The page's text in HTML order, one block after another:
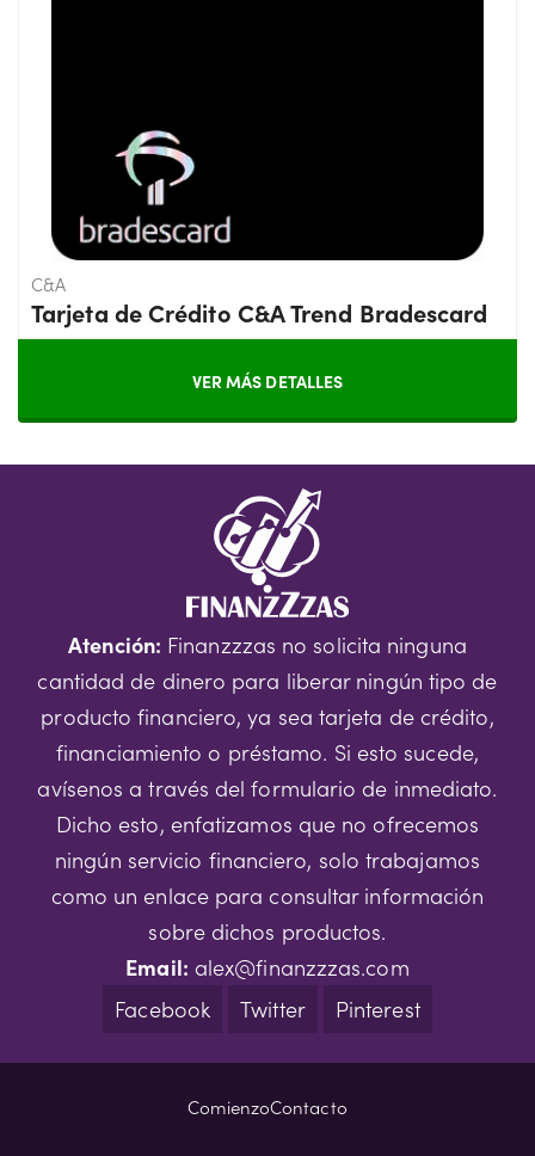
C&A
Tarjeta de Crédito C&A Trend Bradescard
VER MÁS DETALLES
Atención: Finanzzzas no solicita ninguna
cantidad de dinero para liberar ningún tipo de
producto financiero, ya sea tarjeta de crédito,
financiamiento o préstamo. Si esto sucede,
avísenos a través del formulario de inmediato.
Dicho esto, enfatizamos que no ofrecemos
ningún servicio financiero, solo trabajamos
como un enlace para consultar información
sobre dichos productos.
Email: alex@finanzzzas.com
Facebook
Twitter Pinterest
ComienzoContacto